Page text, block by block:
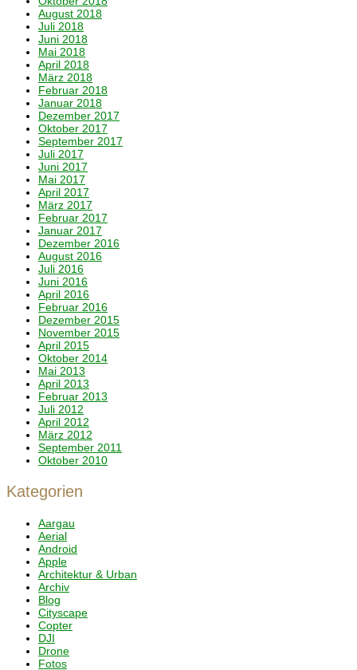
August 2018
Juli 2018
Juni 2018
Mai 2018
April 2018
März 2018
Februar 2018
Januar 2018
Dezember 2017
Oktober 2017
September 2017
Juli 2017
Juni 2017
Mai 2017
April 2017
März 2017
Februar 2017
Januar 2017
Dezember 2016
August 2016
Juli 2016
Juni 2016
April 2016
Februar 2016
Dezember 2015
November 2015
April 2015
Oktober 2014
Mai 2013
April 2013
Februar 2013
Juli 2012
April 2012
März 2012
September 2011
Oktober 2010
Kategorien
Aargau
Aerial
Android
Apple
Architektur & Urban
Archiv
Blog
Cityscape
Copter
DJI
Drone
Fotos